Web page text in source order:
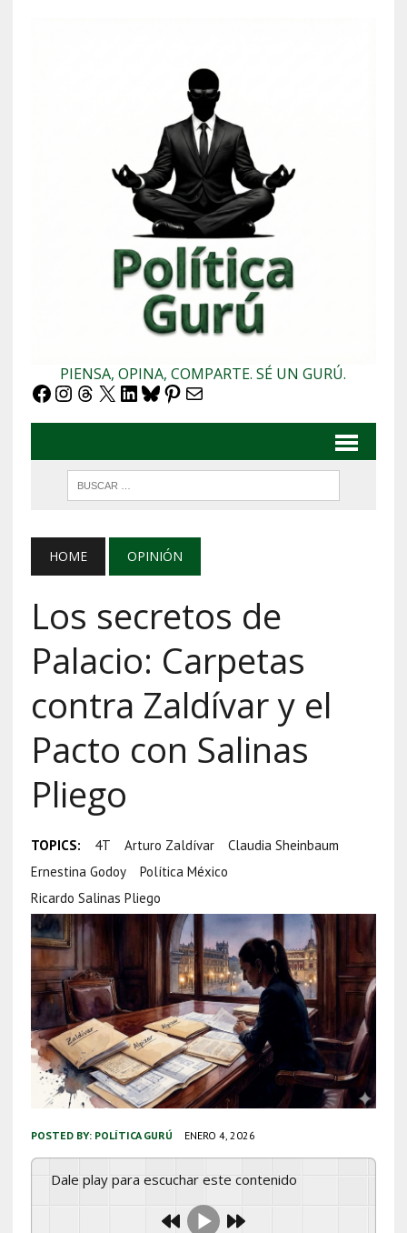
PIENSA, OPINA, COMPARTE. SÉ UN GURÚ.
Facebook
Instagram
Threads
X LinkedIn
Bluesky
Pinterest
Correo electrónico
HOME OPINIÓN
Los secretos de
Palacio: Carpetas
contra Zaldívar y el
Pacto con Salinas
Pliego
TOPICS: 4T Arturo Zaldívar
Claudia Sheinbaum
Ernestina Godoy
Política México
Ricardo Salinas Pliego
POSTED BY: POLÍTICA GURÚ ENERO 4, 2026
Dale play para escuchar este contenido